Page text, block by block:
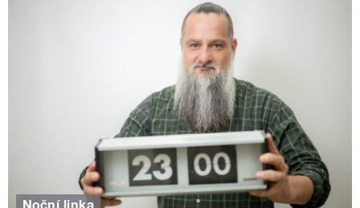
Noční linka